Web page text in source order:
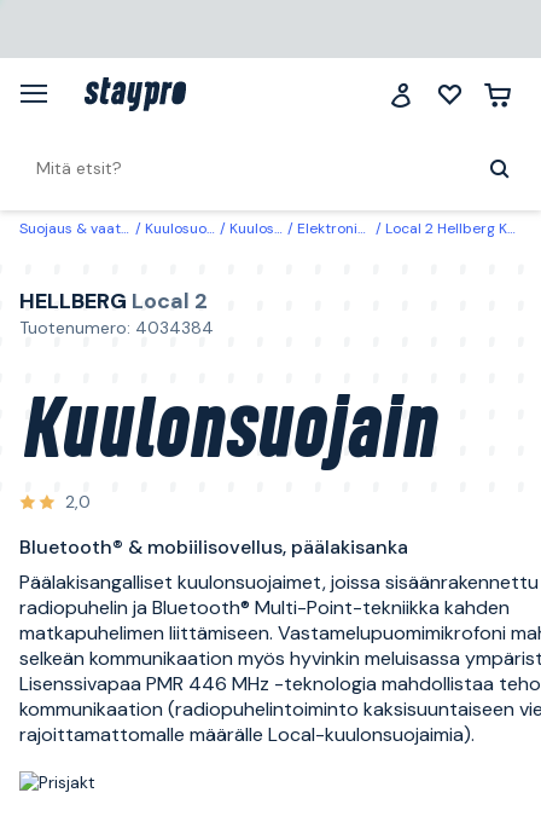
Suojaus & vaatteet Kuulosuojaimet Kuulosuojaimet Elektroniset kuulosuojaimet Local 2 Hellberg Kuulonsuojain Bluetooth® & mobiilisovellus, päälakisanka
HELLBERG Local 2
Tuotenumero: 4034384
Kuulonsuojain
2,0
Bluetooth® & mobiilisovellus, päälakisanka
Päälakisangalliset kuulonsuojaimet, joissa sisäänrakennettu
radiopuhelin ja Bluetooth® Multi-Point-tekniikka kahden
matkapuhelimen liittämiseen. Vastamelupuomimikrofoni
selkeän kommunikaation myös hyvinkin meluisassa
Lisenssivapaa PMR 446 MHz -teknologia mahdollistaa
kommunikaation (radiopuhelintoiminto kaksisuuntaiseen
rajoittamattomalle määrälle Local-kuulonsuojaimia).